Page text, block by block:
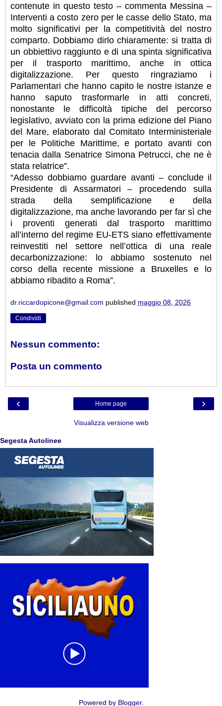
contenute in questo testo – commenta Messina –
Interventi a costo zero per le casse dello Stato, ma
molto significativi per la competitività del nostro
comparto. Dobbiamo dirlo chiaramente: si tratta di
un obbiettivo raggiunto e di una spinta significativa
per il trasporto marittimo, anche in ottica
digitalizzazione. Per questo ringraziamo i
Parlamentari che hanno capito le nostre istanze e
hanno saputo trasformarle in atti concreti,
nonostante le difficoltà tipiche del percorso
legislativo, avviato con la prima edizione del Piano
del Mare, elaborato dal Comitato Interministeriale
per le Politiche Marittime, e portato avanti con
tenacia dalla Senatrice Simona Petrucci, che ne è
stata relatrice”.
“Adesso dobbiamo guardare avanti – conclude il
Presidente di Assarmatori – procedendo sulla
strada della semplificazione e della
digitalizzazione, ma anche lavorando per far sì che
i proventi generati dal trasporto marittimo
all’interno del regime EU-ETS siano effettivamente
reinvestiti nel settore nell’ottica di una reale
decarbonizzazione: lo abbiamo sostenuto nel
corso della recente missione a Bruxelles e lo
abbiamo ribadito a Roma”.
dr.riccardopicone@gmail.com published maggio 08, 2026
Condividi
Nessun commento:
Posta un commento
‹ ›
Home page
Visualizza versione web
Segesta Autolinee
Powered by Blogger.